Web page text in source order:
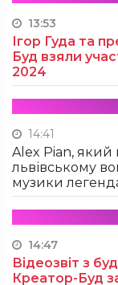
13:53
Ігор Гуда та
Буд взяли
2024
14:41
Alex Pian, який
львівському
музики
14:47
Відеозвіт з
Креатор-Буд